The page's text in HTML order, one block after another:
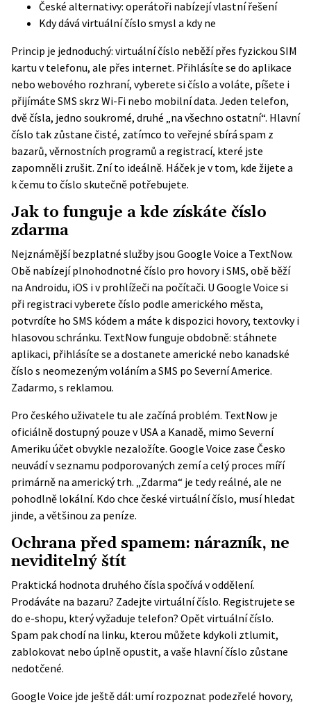
České alternativy: operátoři nabízejí vlastní řešení
Kdy dává virtuální číslo smysl a kdy ne
Princip je jednoduchý: virtuální číslo neběží přes fyzickou SIM
kartu v telefonu, ale přes internet. Přihlásíte se do aplikace
nebo webového rozhraní, vyberete si číslo a voláte, píšete i
přijímáte SMS skrz Wi-Fi nebo mobilní data. Jeden telefon,
dvě čísla, jedno soukromé, druhé „na všechno ostatní“. Hlavní
číslo tak zůstane čisté, zatímco to veřejné sbírá spam z
bazarů, věrnostních programů a registrací, které jste
zapomněli zrušit. Zní to ideálně. Háček je v tom, kde žijete a
k čemu to číslo skutečně potřebujete.
Jak to funguje a kde získáte číslo
zdarma
Nejznámější bezplatné služby jsou Google Voice a TextNow.
Obě nabízejí plnohodnotné číslo pro hovory i SMS, obě běží
na Androidu, iOS i v prohlížeči na počítači. U Google Voice si
při registraci vyberete číslo podle amerického města,
potvrdíte ho SMS kódem a máte k dispozici hovory, textovky i
hlasovou schránku. TextNow funguje obdobně: stáhnete
aplikaci, přihlásíte se a dostanete americké nebo kanadské
číslo s neomezeným voláním a SMS po Severní Americe.
Zadarmo, s reklamou.
Pro českého uživatele tu ale začíná problém. TextNow je
oficiálně dostupný pouze v USA a Kanadě, mimo Severní
Ameriku účet obvykle nezaložíte. Google Voice zase Česko
neuvádí v seznamu podporovaných zemí a celý proces míří
primárně na americký trh. „Zdarma“ je tedy reálné, ale ne
pohodlně lokální. Kdo chce české virtuální číslo, musí hledat
jinde, a většinou za peníze.
Ochrana před spamem: nárazník, ne
neviditelný štít
Praktická hodnota druhého čísla spočívá v oddělení.
Prodáváte na bazaru? Zadejte virtuální číslo. Registrujete se
do e-shopu, který vyžaduje telefon? Opět virtuální číslo.
Spam pak chodí na linku, kterou můžete kdykoli ztlumit,
zablokovat nebo úplně opustit, a vaše hlavní číslo zůstane
nedotčené.
Google Voice jde ještě dál: umí rozpoznat podezřelé hovory,